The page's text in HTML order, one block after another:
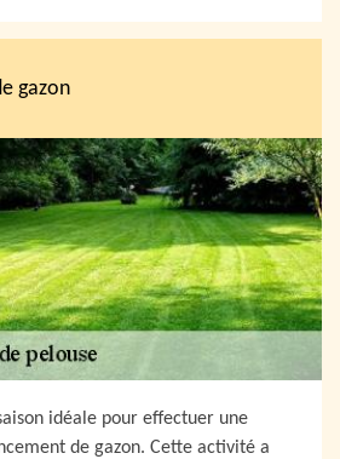
gazon
idéale pour effectuer une
de gazon. Cette activité a